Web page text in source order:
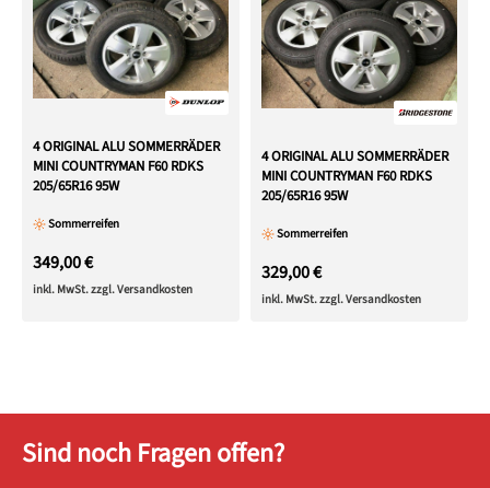
4 ORIGINAL ALU SOMMERRÄDER
MINI COUNTRYMAN F60 RDKS
205/65R16 95W
Sommerreifen
349,00 €
inkl. MwSt. zzgl. Versandkosten
4 ORIGINAL ALU SOMMERRÄDER
MINI COUNTRYMAN F60 RDKS
205/65R16 95W
Sommerreifen
329,00 €
inkl. MwSt. zzgl. Versandkosten
Sind noch Fragen offen?